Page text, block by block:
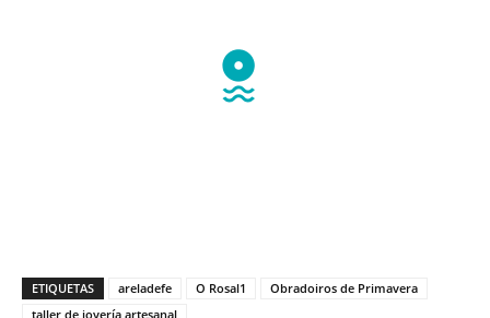
ETIQUETAS areladefe O Rosal1
Obradoiros de Primavera
taller de joyería artesanal